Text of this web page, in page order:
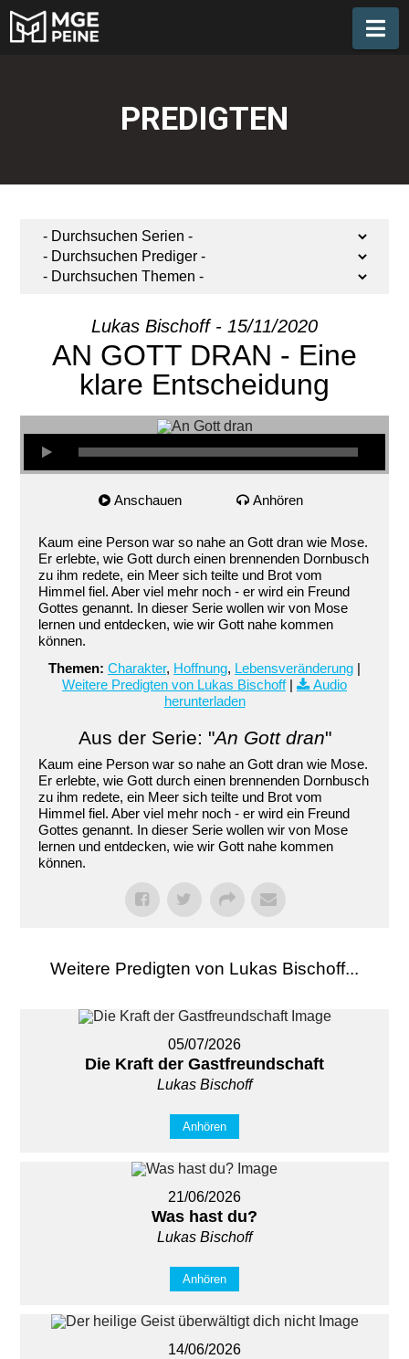
PREDIGTEN
Lukas Bischoff - 15/11/2020
AN GOTT DRAN - Eine
klare Entscheidung
Anschauen Anhören
Kaum eine Person war so nahe an Gott dran wie Mose.
Er erlebte, wie Gott durch einen brennenden Dornbusch
zu ihm redete, ein Meer sich teilte und Brot vom
Himmel fiel. Aber viel mehr noch - er wird ein Freund
Gottes genannt. In dieser Serie wollen wir von Mose
lernen und entdecken, wie wir Gott nahe kommen
können.
Themen: Charakter, Hoffnung, Lebensveränderung |
Weitere Predigten von Lukas Bischoff|
Audio
herunterladen
Aus der Serie: "An Gott dran"
Kaum eine Person war so nahe an Gott dran wie Mose.
Er erlebte, wie Gott durch einen brennenden Dornbusch
zu ihm redete, ein Meer sich teilte und Brot vom
Himmel fiel. Aber viel mehr noch - er wird ein Freund
Gottes genannt. In dieser Serie wollen wir von Mose
lernen und entdecken, wie wir Gott nahe kommen
können.
Weitere Predigten von Lukas Bischoff...
05/07/2026
Die Kraft der Gastfreundschaft
Lukas Bischoff
Anhören
21/06/2026
Was hast du?
Lukas Bischoff
Anhören
14/06/2026